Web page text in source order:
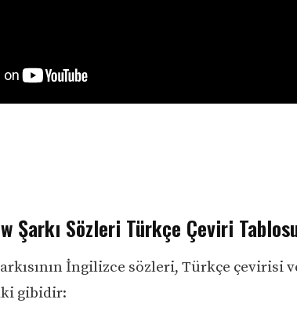
Şarkı Sözleri Türkçe Çeviri
İngilizce sözleri, Türkçe çevirisi
gibidir: